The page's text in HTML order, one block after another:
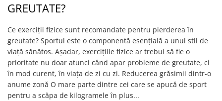
GREUTATE?
Ce exerciții fizice sunt recomandate pentru pierderea în
greutate? Sportul este o componentă esențială a unui stil de
viață sănătos. Așadar, exercițiile fizice ar trebui să fie o
prioritate nu doar atunci când apar probleme de greutate, ci
în mod curent, în viața de zi cu zi. Reducerea grăsimii dintr-o
anume zonă O mare parte dintre cei care se apucă de sport
pentru a scăpa de kilogramele în plus...